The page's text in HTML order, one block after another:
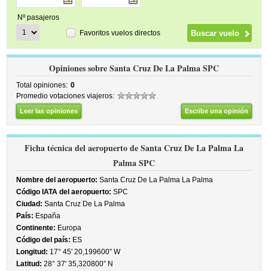
Nº pasajeros
Favoritos vuelos directos
Opiniones sobre Santa Cruz De La Palma SPC
Total opiniones: 0
Promedio votaciones viajeros:
Leer las opiniones Escribe una opinión
Ficha técnica del aeropuerto de Santa Cruz De La Palma La
Palma SPC
Nombre del aeropuerto: Santa Cruz De La Palma La Palma
Código IATA del aeropuerto: SPC
Ciudad: Santa Cruz De La Palma
País: España
Continente: Europa
Código del país: ES
Longitud: 17° 45' 20,199600” W
Latitud: 28° 37' 35,320800” N